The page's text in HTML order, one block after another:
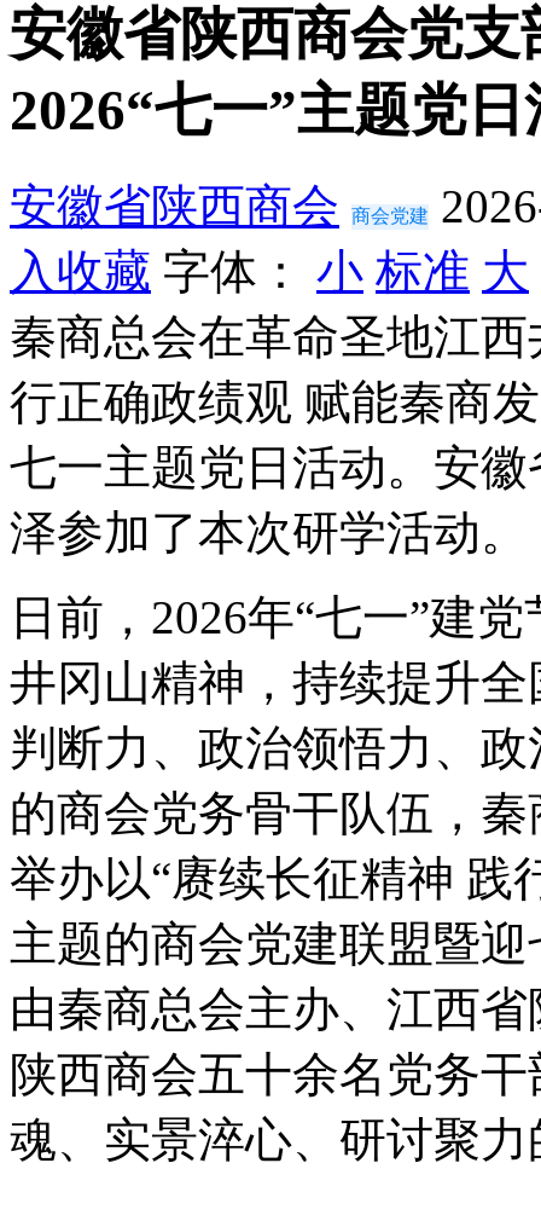
安徽省陕西商会党
2026“七一”主题党
安徽省陕西商会 商会党建
入收藏 字体： 小 标准 大
秦商总会在革命圣地江
行正确政绩观 赋能秦商
七一主题党日活动。安
泽参加了本次研学活动。
日前，2026年“七一”建
井冈山精神，持续提升
判断力、政治领悟力、
的商会党务骨干队伍，
举办以“赓续长征精神 践
主题的商会党建联盟暨
由秦商总会主办、江西
陕西商会五十余名党务
魂、实景淬心、研讨聚